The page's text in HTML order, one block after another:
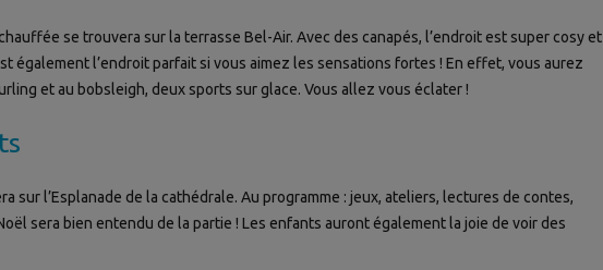
se trouvera sur la terrasse Bel-Air. Avec des canapés, l’endroit est super cosy et
également l’endroit parfait si vous aimez les sensations fortes ! En effet, vous aurez
et au bobsleigh, deux sports sur glace. Vous allez vous éclater !
sur l’Esplanade de la cathédrale. Au programme : jeux, ateliers, lectures de contes,
sera bien entendu de la partie ! Les enfants auront également la joie de voir des